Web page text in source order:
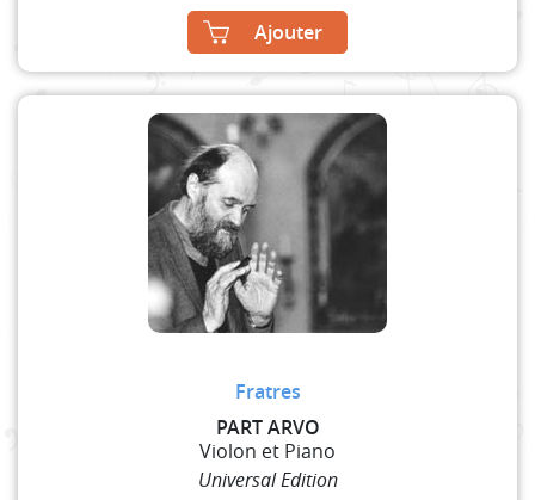
Ajouter
Fratres
PART ARVO
Violon et Piano
Universal Edition